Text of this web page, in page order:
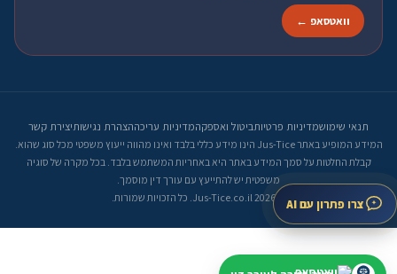
וואטסאפ ←
תנאי שימושמדיניות פרטיותביטול ואספקהמדיניות עריכההצהרת נגישותיצירת קשר
המידע המופיע באתר Jus-Tice הינו מידע כללי בלבד ואינו מהווה ייעוץ משפטי מכל סוג שהוא.
קבלת החלטות על סמך המידע באתר היא באחריות המשתמש בלבד. בכל מקרה של סוגיה
משפטית יש להתייעץ עם עורך דין מוסמך.
© 2026 Jus-Tice.co.il. כל הזכויות שמורות.
צרו פתרון עם AI